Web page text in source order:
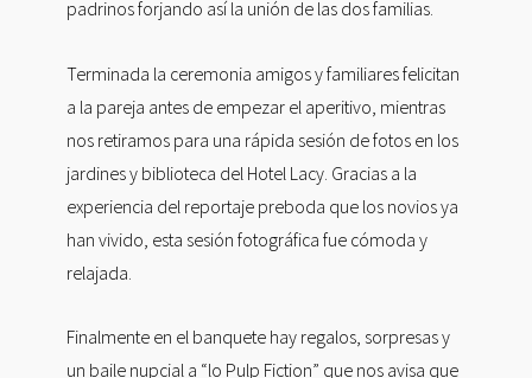
padrinos forjando así la unión de las dos familias.
Terminada la ceremonia amigos y familiares felicitan
a la pareja antes de empezar el aperitivo, mientras
nos retiramos para una rápida sesión de fotos en los
jardines y biblioteca del Hotel Lacy. Gracias a la
experiencia del reportaje preboda que los novios ya
han vivido, esta sesión fotográfica fue cómoda y
relajada.
Finalmente en el banquete hay regalos, sorpresas y
un baile nupcial a “lo Pulp Fiction” que nos avisa que